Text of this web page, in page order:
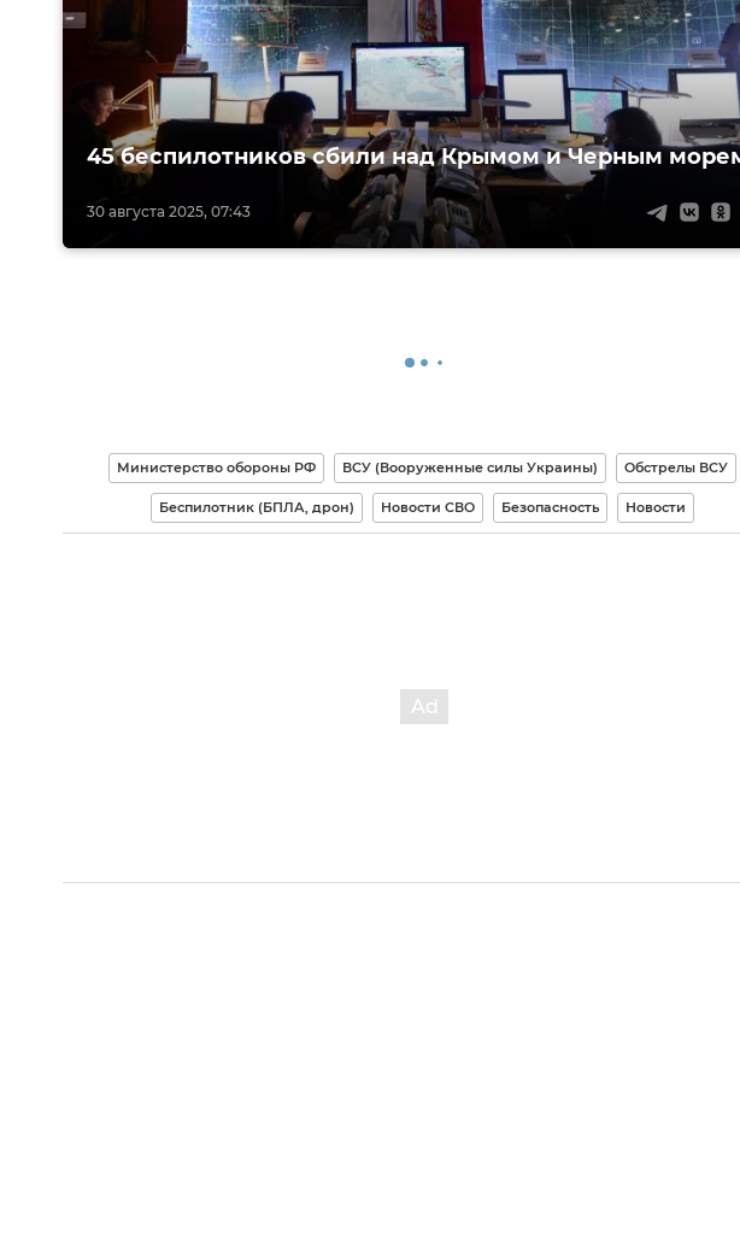
30 августа 2025, 07:43
45 беспилотников сбили над Крымом и Черным
Министерство обороны РФ ВСУ (Вооруженные силы Украины) Обстрелы ВСУ
Беспилотник (БПЛА, дрон) Новости СВО Безопасность Новости